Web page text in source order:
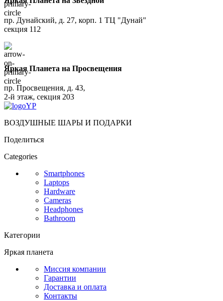
пр. Дунайский, д. 27, корп. 1 ТЦ "Дунай"
секция 112
Яркая Планета на Просвещения
пр. Просвещения, д. 43,
2-й этаж, секция 203
ВОЗДУШНЫЕ ШАРЫ И ПОДАРКИ
Поделиться
Categories
Smartphones
Laptops
Hardware
Cameras
Headphones
Bathroom
Категории
Яркая планета
Миссия компании
Гарантии
Доставка и оплата
Контакты